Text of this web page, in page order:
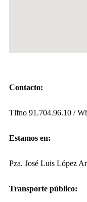
Contacto:
Tlfno 91.704.96.10 /
Estamos en:
Pza. José Luis López
Transporte público: